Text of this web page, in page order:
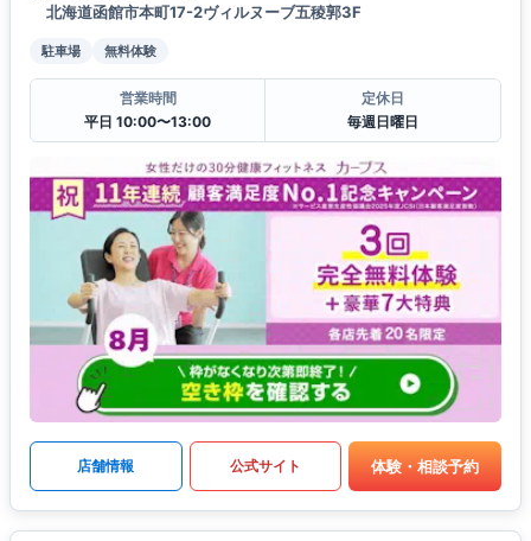
北海道函館市本町17-2ヴィルヌーブ五稜郭3F
駐車場 無料体験
営業時間
平日 10:00〜13:00
定休日
毎週日曜日
店舗情報 公式サイト 体験・相談予約